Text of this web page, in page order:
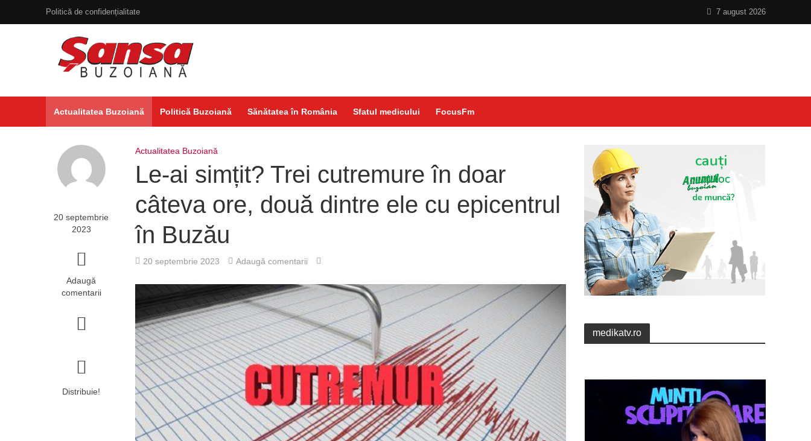
Politică de confidențialitate 7 august 2026
Actualitatea Buzoiană Politică Buzoiană Sănătatea în România Sfatul medicului FocusFm
20 septembrie
2023
Adaugă
comentarii
Distribuie!
Actualitatea Buzoiană
Le-ai simțit? Trei cutremure în doar
câteva ore, două dintre ele cu epicentrul
în Buzău
20 septembrie 2023 Adaugă comentarii
medikatv.ro